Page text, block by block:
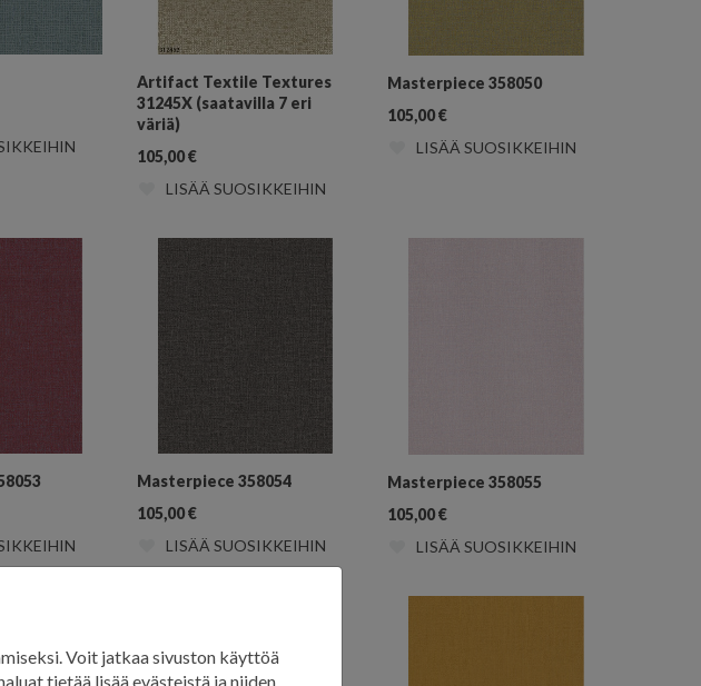
Artifact Textile Textures
31245X (saatavilla 7 eri
väriä)
105,00€
LISÄÄ SUOSIKKEIHIN
Masterpiece 358050
105,00€
LISÄÄ SUOSIKKEIHIN
Masterpiece 358054
105,00€
LISÄÄ SUOSIKKEIHIN
Masterpiece 358055
105,00€
LISÄÄ SUOSIKKEIHIN
Voit jatkaa sivuston käyttöä
tietää lisää evästeistä ja niiden